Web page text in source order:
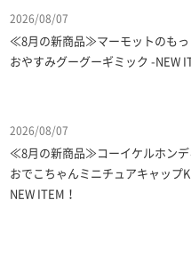
2026/08/07
≪8月の新商品≫マーモットのもっ
おやすみグーグーギミック -NEW
2026/08/07
≪8月の新商品≫コーイケルホンデ
おでこちゃんミニチュアキャップ
NEW ITEM！